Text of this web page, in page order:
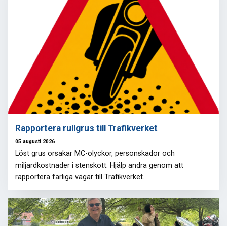
Rapportera rullgrus till Trafikverket
05 augusti 2026
Löst grus orsakar MC-olyckor, personskador och
miljardkostnader i stenskott. Hjälp andra genom att
rapportera farliga vägar till Trafikverket.